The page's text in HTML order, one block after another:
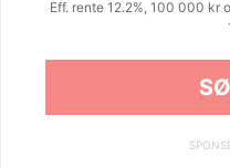
Eff. rente 12.2%, 100 000 kr